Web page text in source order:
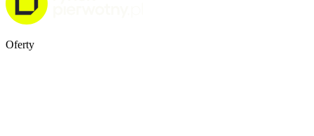
Oferty